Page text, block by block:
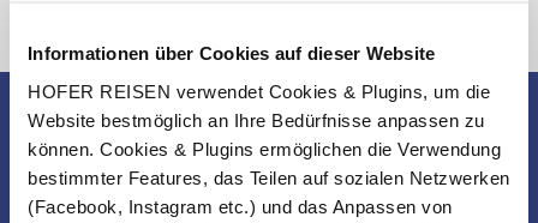
Informationen über Cookies auf dieser Website
HOFER REISEN verwendet Cookies & Plugins, um die
Website bestmöglich an Ihre Bedürfnisse anpassen zu
können. Cookies & Plugins ermöglichen die Verwendung
bestimmter Features, das Teilen auf sozialen Netzwerken
(Facebook, Instagram etc.) und das Anpassen von